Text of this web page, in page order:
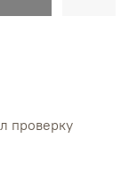
проверку